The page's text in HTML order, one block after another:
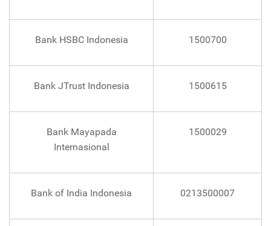
Bank HSBC Indonesia 1500700
Bank JTrust Indonesia 1500615
Bank Mayapada
Internasional
1500029
Bank of India Indonesia 0213500007